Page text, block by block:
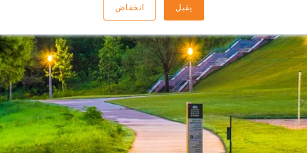
يقبل انخفاض